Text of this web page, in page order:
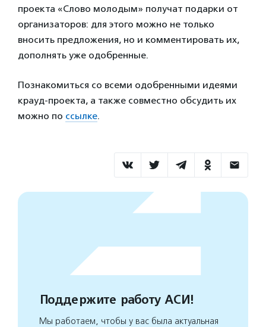
проекта «Слово молодым» получат подарки от
организаторов: для этого можно не только
вносить предложения, но и комментировать их,
дополнять уже одобренные.
Познакомиться со всеми одобренными идеями
крауд-проекта, а также совместно обсудить их
можно по ссылке.
Поддержите работу АСИ!
Мы работаем, чтобы у вас была актуальная